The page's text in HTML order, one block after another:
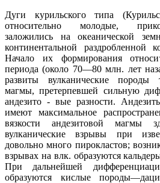
Дуги курильского типа
относительно молодые,
заложились на океанической
континентальной раздробленной
Начало их формирования
периода (около 70—80 млн. лет
развиты вулканические породы
магмы, претерпевшей сильную
андезито - вые разности.
имеют максимальное
вязкости андезитовой магмы
вулканические взрывы при
довольно много пирокластов;
взрывах на влк. образуются
При дальнейшей
образуются кислые